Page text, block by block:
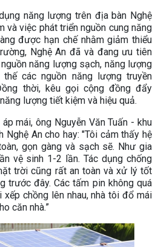
năng lượng trên địa bàn Nghệ
và việc phát triển nguồn cung năng
được hạn chế nhằm giảm thiểu
Nghệ An đã và đang ưu tiên
năng lượng sạch, năng lượng
các nguồn năng lượng truyền
thời, kêu gọi cộng đồng đẩy
lượng tiết kiệm và hiệu quả.
mái, ông Nguyễn Văn Tuấn - khu
Nghệ An cho hay: "Tôi cảm thấy hệ
gọn gàng và sạch sẽ. Như gia
vệ sinh 1-2 lần. Tác dụng chống
trời cũng rất an toàn và xử lý tốt
trước đây. Các tấm pin không quá
chồng lên nhau, nhà tôi đổ mái
căn nhà.”